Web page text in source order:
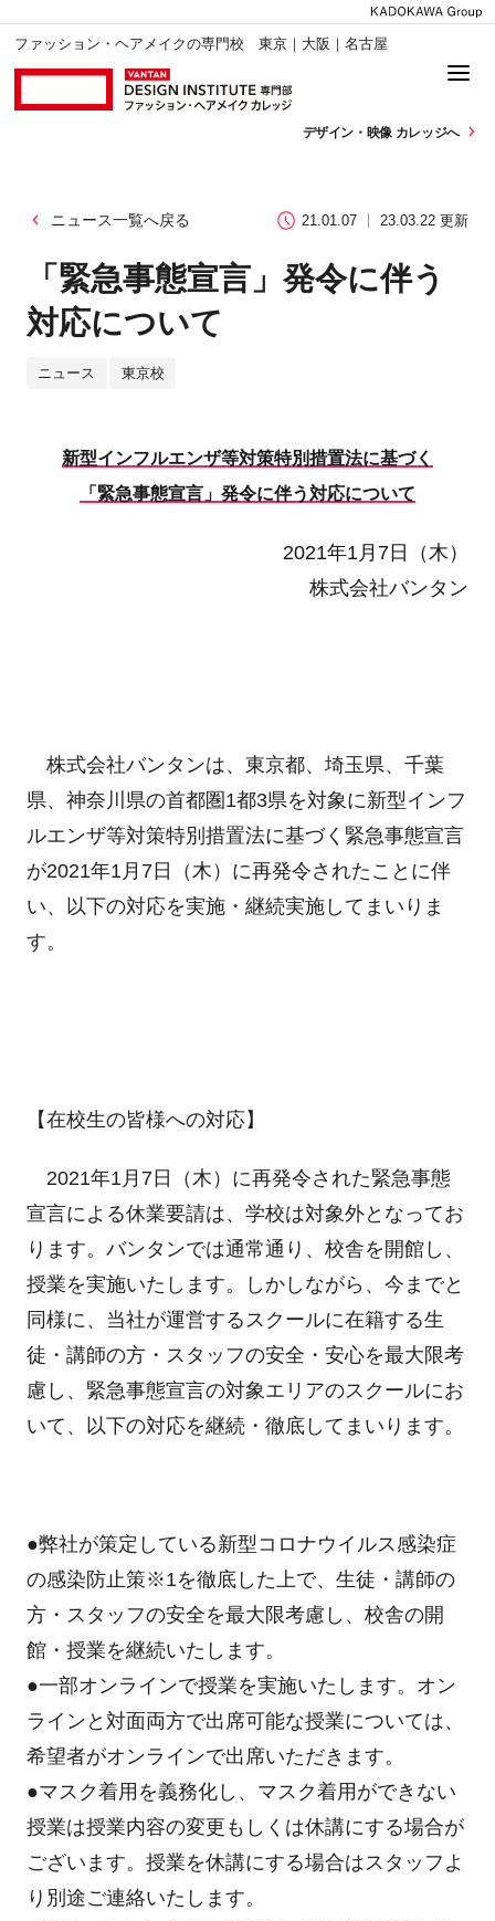
ファッション・ヘアメイクの専門校 東京｜大阪｜名古屋
デザイン・ 映像 カレッジへ
ニュース一覧へ戻る 21.01.07 23.03.22 更新
「緊急事態宣言」発令に伴う
対応について
ニュース 東京校
新型インフルエンザ等対策特別措置法に基づく
「緊急事態宣言」発令に伴う対応について
2021年1月7日（木）
株式会社バンタン
株式会社バンタンは、東京都、埼玉県、千葉
県、神奈川県の首都圏1都3県を対象に新型インフ
ルエンザ等対策特別措置法に基づく緊急事態宣言
が2021年1月7日（木）に再発令されたことに伴
い、以下の対応を実施・継続実施してまいりま
す。
【在校生の皆様への対応】
2021年1月7日（木）に再発令された緊急事態
宣言による休業要請は、学校は対象外となってお
ります。バンタンでは通常通り、校舎を開館し、
授業を実施いたします。しかしながら、今までと
同様に、当社が運営するスクールに在籍する生
徒・講師の方・スタッフの安全・安心を最大限考
慮し、緊急事態宣言の対象エリアのスクールにお
いて、以下の対応を継続・徹底してまいります。
●弊社が策定している新型コロナウイルス感染症
の感染防止策※1を徹底した上で、生徒・講師の
方・スタッフの安全を最大限考慮し、校舎の開
館・授業を継続いたします。
●一部オンラインで授業を実施いたします。オン
ラインと対面両方で出席可能な授業については、
希望者がオンラインで出席いただきます。
●マスク着用を義務化し、マスク着用ができない
授業は授業内容の変更もしくは休講にする場合が
ございます。授業を休講にする場合はスタッフよ
り別途ご連絡いたします。